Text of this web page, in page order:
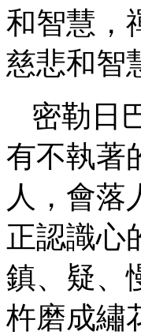
和智慧，
慈悲和智
密勒日
有不執著
人，會落
正認識心
鎮、疑、
杵磨成繡